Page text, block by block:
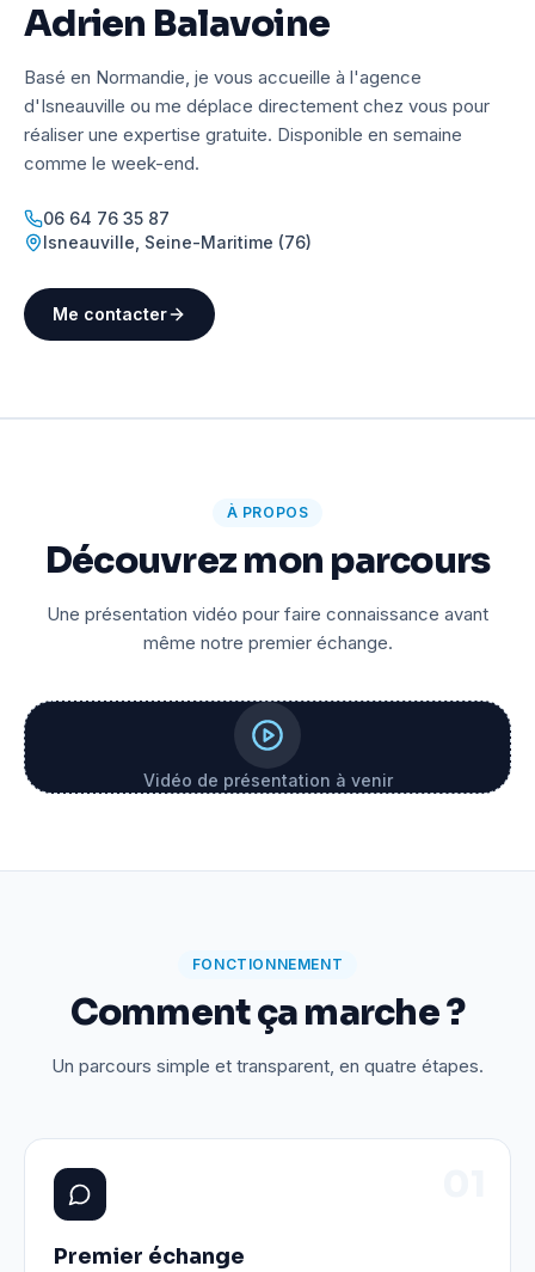
Adrien Balavoine
Basé en Normandie, je vous accueille à l'agence
d'Isneauville ou me déplace directement chez vous pour
réaliser une expertise gratuite. Disponible en semaine
comme le week-end.
06 64 76 35 87
Isneauville Seine-Maritime (76)
Me contacter
À PROPOS
Découvrez mon parcours
Une présentation vidéo pour faire connaissance avant
même notre premier échange.
Vidéo de présentation à venir
FONCTIONNEMENT
Comment ça marche ?
Un parcours simple et transparent, en quatre étapes.
Premier échange